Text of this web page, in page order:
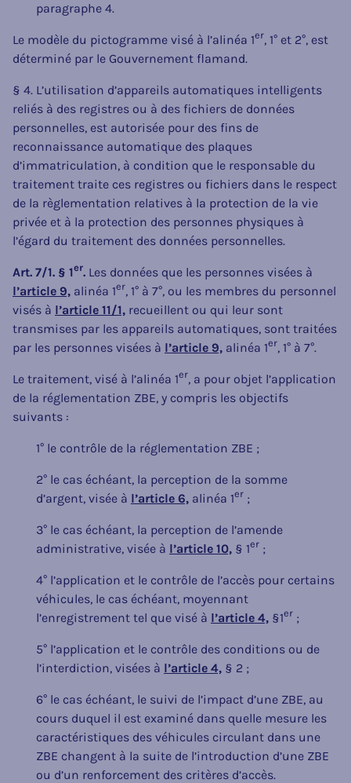
paragraphe 4.
Le modèle du pictogramme visé à l’alinéa 1er, 1° et 2°, est
déterminé par le Gouvernement flamand.
§ 4. L’utilisation d’appareils automatiques intelligents
reliés à des registres ou à des fichiers de données
personnelles, est autorisée pour des fins de
reconnaissance automatique des plaques
d’immatriculation, à condition que le responsable du
traitement traite ces registres ou fichiers dans le respect
de la règlementation relatives à la protection de la vie
privée et à la protection des personnes physiques à
l’égard du traitement des données personnelles.
Art. 7/1. § 1er. Les données que les personnes visées à
l’article 9, alinéa 1er, 1° à 7°, ou les membres du personnel
visés à l’article 11/1, recueillent ou qui leur sont
transmises par les appareils automatiques, sont traitées
par les personnes visées à l’article 9, alinéa 1er, 1° à 7°.
Le traitement, visé à l’alinéa 1er, a pour objet l’application
de la réglementation ZBE, y compris les objectifs
suivants :
1° le contrôle de la réglementation ZBE ;
2° le cas échéant, la perception de la somme
d’argent, visée à l’article 6, alinéa 1er ;
3° le cas échéant, la perception de l’amende
administrative, visée à l’article 10, § 1er ;
4° l’application et le contrôle de l’accès pour certains
véhicules, le cas échéant, moyennant
l’enregistrement tel que visé à l’article 4, §1er ;
5° l’application et le contrôle des conditions ou de
l’interdiction, visées à l’article 4, § 2 ;
6° le cas échéant, le suivi de l’impact d’une ZBE, au
cours duquel il est examiné dans quelle mesure les
caractéristiques des véhicules circulant dans une
ZBE changent à la suite de l’introduction d’une ZBE
ou d’un renforcement des critères d’accès.